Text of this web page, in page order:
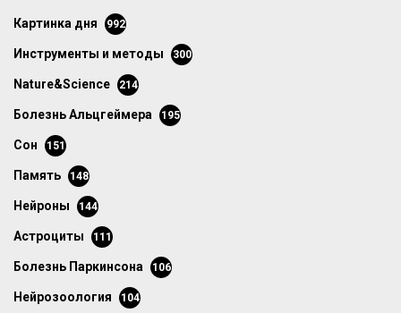
картинка дня 992
инструменты и методы 300
Nature&Science 214
болезнь Альцгеймера 195
сон 151
память 148
нейроны 144
астроциты 111
болезнь Паркинсона 106
нейрозоология 104